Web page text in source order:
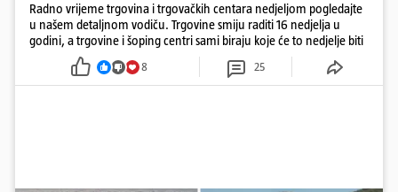
Radno vrijeme trgovina i trgovačkih centara nedjeljom pogledajte
u našem detaljnom vodiču. Trgovine smiju raditi 16 nedjelja u
godini, a trgovine i šoping centri sami biraju koje će to nedjelje biti
8 25